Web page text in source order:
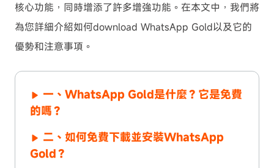
核心功能，同時增添了許多增強功能。在本文中，我們將
為您詳細介紹如何download WhatsApp Gold以及它的
優勢和注意事項。
一、WhatsApp Gold是什麼？它是免費
的嗎？
二、如何免費下載並安裝WhatsApp
Gold？